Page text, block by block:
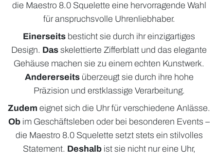
die Maestro 8.0 Squelette eine hervorragende Wahl
für anspruchsvolle Uhrenliebhaber.
Einerseits besticht sie durch ihr einzigartiges
Design. Das skelettierte Zifferblatt und das elegante
Gehäuse machen sie zu einem echten Kunstwerk.
Andererseitsüberzeugt sie durch ihre hohe
Präzision und erstklassige Verarbeitung.
Zudem eignet sich die Uhr für verschiedene Anlässe.
Ob im Geschäftsleben oder bei besonderen Events –
die Maestro 8.0 Squelette setzt stets ein stilvolles
Statement. Deshalbist sie nicht nur eine Uhr,